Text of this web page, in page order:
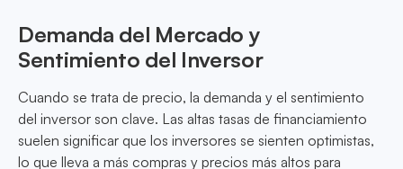
Demanda del Mercado y
Sentimiento del Inversor
Cuando se trata de precio, la demanda y el sentimiento
del inversor son clave. Las altas tasas de financiamiento
suelen significar que los inversores se sienten optimistas,
lo que lleva a más compras y precios más altos para